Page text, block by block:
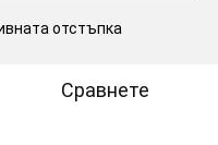
отстъпка
Сравнете